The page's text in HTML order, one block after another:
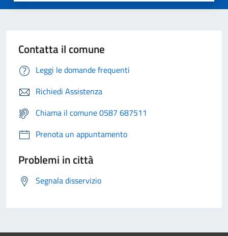
Contatta il comune
Leggi le domande frequenti
Richiedi Assistenza
Chiama il comune 0587 687511
Prenota un appuntamento
Problemi in città
Segnala disservizio